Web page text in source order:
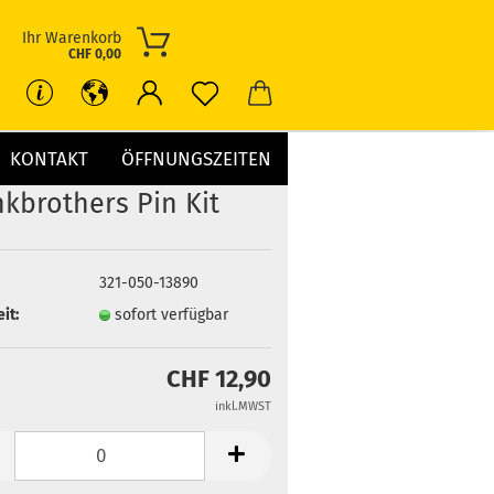
Ihr Warenkorb
CHF 0,00
KONTAKT ÖFFNUNGSZEITEN
Pin Kit
321-050-13890
sofort verfügbar
CHF 12,90
inkl.MWST